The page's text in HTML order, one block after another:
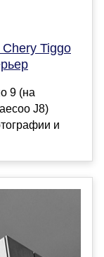
Tiggo
9 (на
J8)
и